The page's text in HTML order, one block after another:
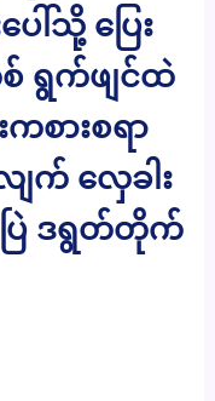
ါ်သို့ ပြေး
ရွက်ဖျင်ထဲ
ကစားစရာ
ျက် လှေခါး
ပြဲ ဒရွတ်တိုက်